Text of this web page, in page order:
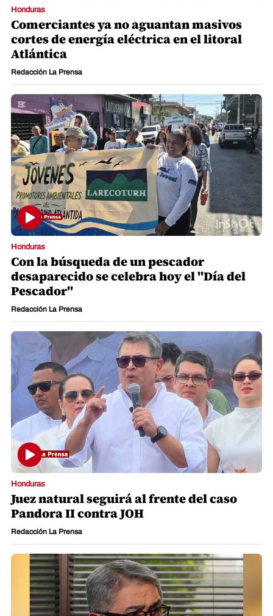
Honduras
Comerciantes ya no aguantan masivos
cortes de energía eléctrica en el litoral
Atlántica
Redacción La Prensa
Honduras
Con la búsqueda de un pescador
desaparecido se celebra hoy el "Día del
Pescador"
Redacción La Prensa
Honduras
Juez natural seguirá al frente del caso
Pandora II contra JOH
Redacción La Prensa